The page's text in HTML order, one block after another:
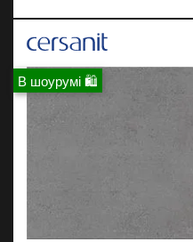
В шоурумі 🛍